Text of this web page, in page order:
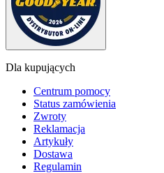
Dla kupujących
Centrum pomocy
Status zamówienia
Zwroty
Reklamacja
Artykuły
Dostawa
Regulamin